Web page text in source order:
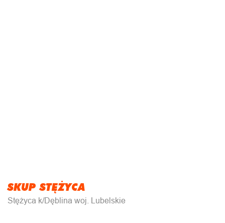
SKUP STĘŻYCA
Stężyca k/Dęblina woj. Lubelskie